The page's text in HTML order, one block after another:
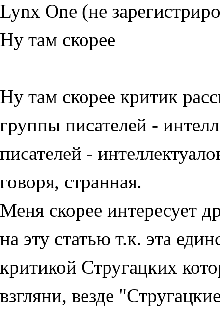
Lynx One (не
Ну там скорее
Ну там скорее критик
группы писателей -
писателей -
говоря, странная.
Меня скорее интересует
на эту статью т.к. эта
критикой Стругацких
взгляни, везде